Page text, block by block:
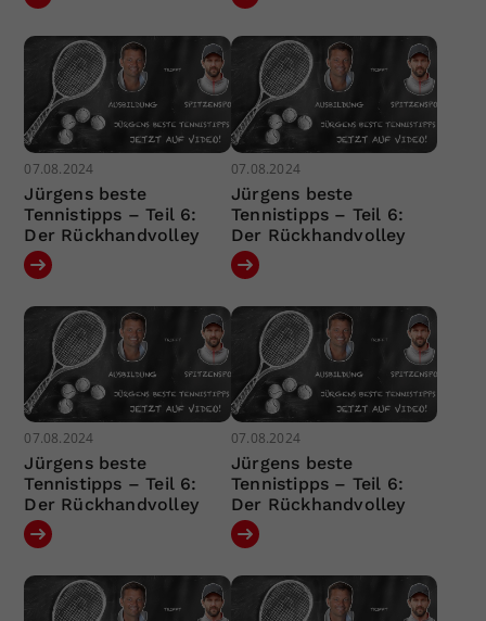
07.08.2024
Jürgens beste
Tennistipps – Teil 6:
Der Rückhandvolley
07.08.2024
Jürgens beste
Tennistipps – Teil 6:
Der Rückhandvolley
07.08.2024
Jürgens beste
Tennistipps – Teil 6:
Der Rückhandvolley
07.08.2024
Jürgens beste
Tennistipps – Teil 6:
Der Rückhandvolley